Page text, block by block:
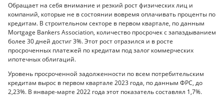
Обращает на себя внимание и резкий рост физических лиц и
компаний, которые не в состоянии вовремя оплачивать проценты по
кредитам. В строительном секторе в первом квартале, по данным
Mortgage Bankers Association, количество просрочек с запаздыванием
более 30 дней достиг 3%. Этот рост отразился и в росте
просроченных платежей по кредитам под залог коммерческих
ипотечных облигаций.
Уровень просроченной задолженности по всем потребительским
кредитам вырос в первом квартале 2023 года, по данным ФРС, до
2,23%. В январе-марте 2022 года этот показатель составлял 1,7%.